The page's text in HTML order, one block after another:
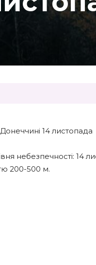
14 листопада
небезпечності: 14
200-500 м.